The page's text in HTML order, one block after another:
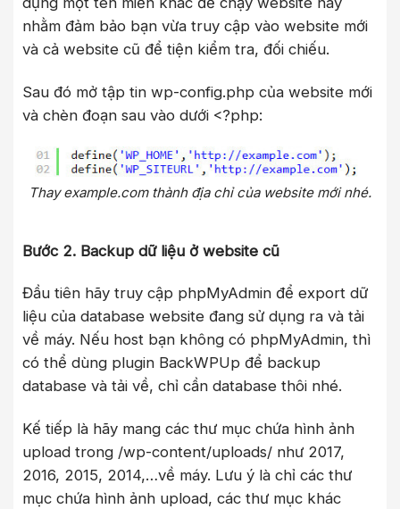
nhằm đảm bảo bạn vừa truy cập vào website mới
và cả website cũ để tiện kiểm tra, đối chiếu.
Sau đó mở tập tin wp-config.php của website mới
và chèn đoạn sau vào dưới <?php:
Thay example.com thành địa chỉ của website mới nhé.
Bước 2. Backup dữ liệu ở website cũ
Đầu tiên hãy truy cập phpMyAdmin để export dữ
liệu của database website đang sử dụng ra và tải
về máy. Nếu host bạn không có phpMyAdmin, thì
có thể dùng plugin BackWPUp để backup
database và tải về, chỉ cần database thôi nhé.
Kế tiếp là hãy mang các thư mục chứa hình ảnh
upload trong /wp-content/uploads/ như 2017,
2016, 2015, 2014,…về máy. Lưu ý là chỉ các thư
mục chứa hình ảnh upload, các thư mục khác